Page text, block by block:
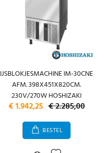
IJSBLOKJESMACHINE IM-30CNE
AFM. 398X451X820CM.
230V/270W HOSHIZAKI
€ 1.942,25 € 2.285,00
BESTEL